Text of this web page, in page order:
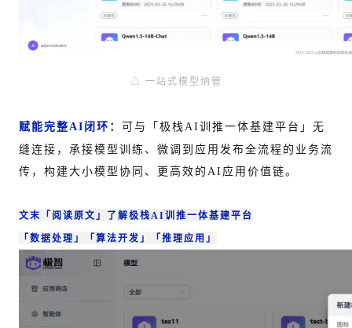
△ 一站式模型纳管
赋能完整 AI 闭环： 可与「 极栈AI训推一体基建平台 」无
缝连接，承接模型训练、微调到应用发布全流程的业务流
传，构建大小模型协同、更高效的AI应用价值链。
文末 「阅读原文 」 了解极栈AI训推一体基建平台
「数据处理」 「算法开发」 「推理应用」